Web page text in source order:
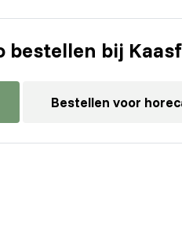
bestellen bij
Bestellen voor